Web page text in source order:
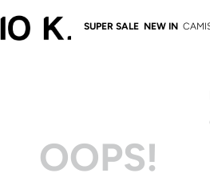
SUPER SALE NEW IN
OOPS!